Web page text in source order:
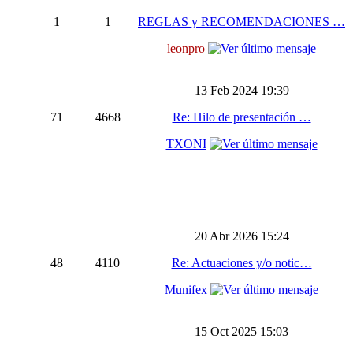
1 1
REGLAS y RECOMENDACIONES …
leonpro
71 4668
13 Feb 2024 19:39
Re: Hilo de presentación …
TXONI
48 4110
20 Abr 2026 15:24
Re: Actuaciones y/o notic…
Munifex
15 Oct 2025 15:03